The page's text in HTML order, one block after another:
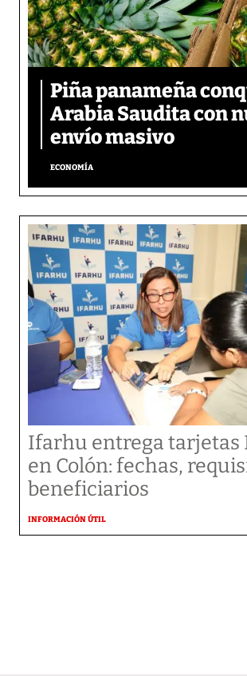
Piña panameña
Arabia Saudita con
envío masivo
ECONOMÍA
Ifarhu entrega tarjetas
en Colón: fechas,
beneficiarios
INFORMACIÓN ÚTIL